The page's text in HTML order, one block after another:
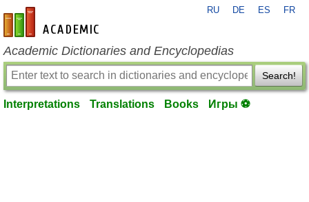
en-academic.com
RU DE ES FR
Academic Dictionaries and Encyclopedias
Search!
Interpretations Translations Books Игры ⚽